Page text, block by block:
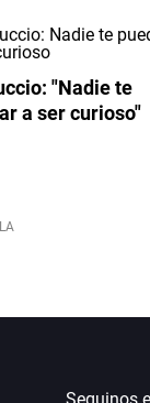
"Nadie te
a ser curioso"
Seguinos